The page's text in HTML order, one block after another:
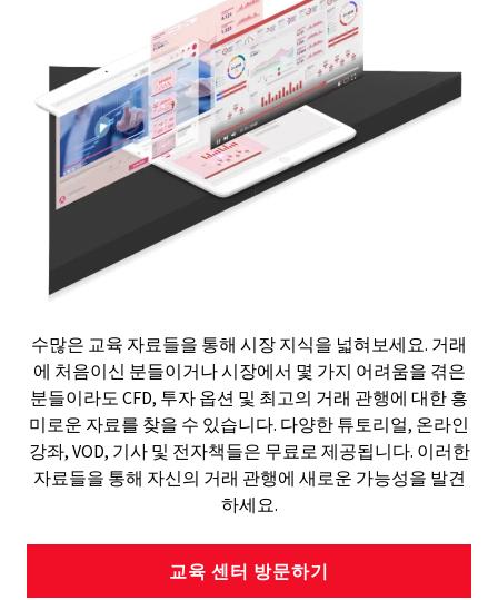
수많은 교육 자료들을 통해 시장 지식을 넓혀보세요. 거래
에 처음이신 분들이거나 시장에서 몇 가지 어려움을 겪은
분들이라도 CFD, 투자 옵션 및 최고의 거래 관행에 대한 흥
미로운 자료를 찾을 수 있습니다. 다양한 튜토리얼, 온라인
강좌, VOD, 기사 및 전자책들은 무료로 제공됩니다. 이러한
자료들을 통해 자신의 거래 관행에 새로운 가능성을 발견
하세요.
교육 센터 방문하기